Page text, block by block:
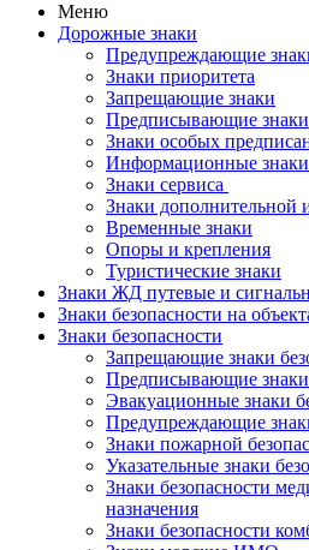
Меню
Дорожные знаки
Предупреждающие
Знаки приоритета
Запрещающие знаки
Предписывающие знаки
Знаки особых
Информационные знаки
Знаки сервиса
Знаки дополнительной
Временные знаки
Опоры и крепления
Туристические знаки
Знаки ЖД путевые и
Знаки безопасности на
Знаки безопасности
Запрещающие знаки
Предписывающие знаки
Эвакуационные знаки
Предупреждающие
Знаки пожарной
Указательные знаки
Знаки безопасности
назначения
Знаки безопасности